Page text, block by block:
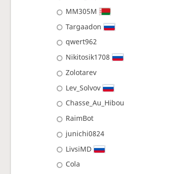
MM305M
Targaadon
qwert962
Nikitosik1708
Zolotarev
Lev_Solvov
Chasse_Au_Hibou
RaimBot
junichi0824
LivsiMD
Cola